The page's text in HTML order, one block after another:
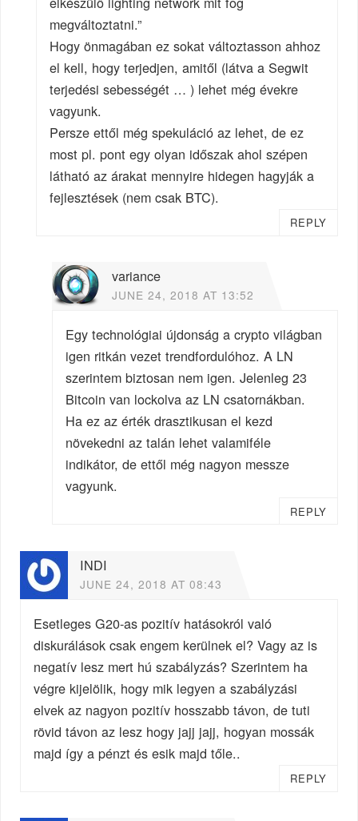
megváltoztatni.”
Hogy önmagában ez sokat változtasson ahhoz
el kell, hogy terjedjen, amitől (látva a Segwit
terjedési sebességét … ) lehet még évekre
vagyunk.
Persze ettől még spekuláció az lehet, de ez
most pl. pont egy olyan időszak ahol szépen
látható az árakat mennyire hidegen hagyják a
fejlesztések (nem csak BTC).
REPLY
variance
JUNE 24, 2018 AT 13:52
Egy technológiai újdonság a crypto világban
igen ritkán vezet trendfordulóhoz. A LN
szerintem biztosan nem igen. Jelenleg 23
Bitcoin van lockolva az LN csatornákban.
Ha ez az érték drasztikusan el kezd
növekedni az talán lehet valamiféle
indikátor, de ettől még nagyon messze
vagyunk.
REPLY
INDI
JUNE 24, 2018 AT 08:43
Esetleges G20-as pozitív hatásokról való
diskurálások csak engem kerülnek el? Vagy az is
negatív lesz mert hú szabályzás? Szerintem ha
végre kijelölik, hogy mik legyen a szabályzási
elvek az nagyon pozitív hosszabb távon, de tuti
rövid távon az lesz hogy jajj jajj, hogyan mossák
majd így a pénzt és esik majd tőle..
REPLY